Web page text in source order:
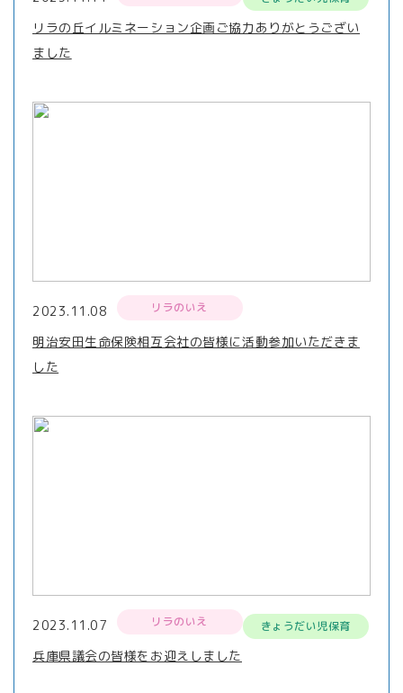
リラの丘イルミネーション企画ご協力ありがとうござい
ました
2023.11.08 リラのいえ
明治安田生命保険相互会社の皆様に活動参加いただきま
した
2023.11.07 リラのいえ きょうだい児保育
兵庫県議会の皆様をお迎えしました